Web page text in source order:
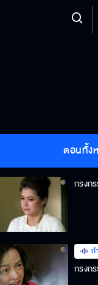
ตอนทั้ง
กรงก
ก
กรงก